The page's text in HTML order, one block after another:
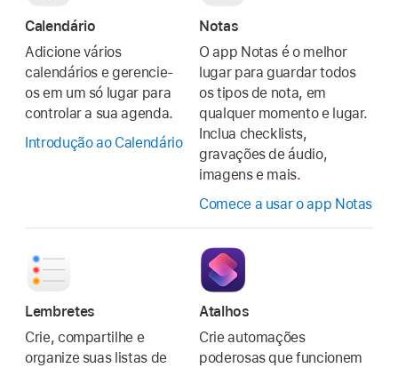
Calendário
Adicione vários
calendários e gerencie-
os em um só lugar para
controlar a sua agenda.
Introdução ao Calendário
Notas
O app Notas é o melhor
lugar para guardar todos
os tipos de nota, em
qualquer momento e lugar.
Inclua checklists,
gravações de áudio,
imagens e mais.
Comece a usar o app Notas
Lembretes
Crie, compartilhe e
organize suas listas de
Atalhos
Crie automações
poderosas que funcionem